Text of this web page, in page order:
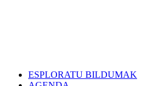
ESPLORATU BILDUMAK